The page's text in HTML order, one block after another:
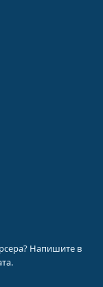
Напишите в